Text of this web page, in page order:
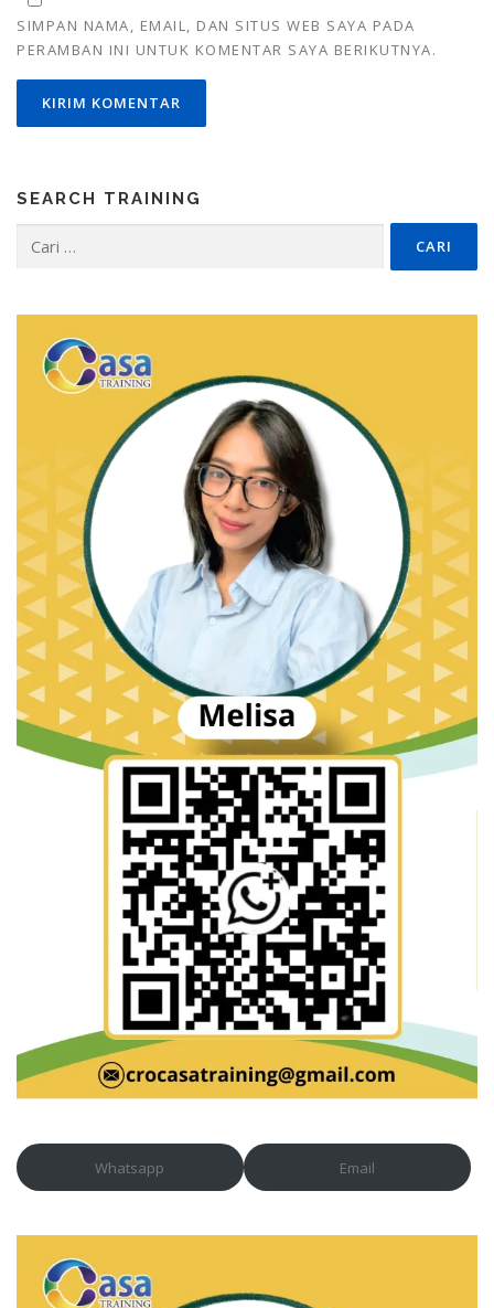
SIMPAN NAMA, EMAIL, DAN SITUS WEB SAYA PADA
PERAMBAN INI UNTUK KOMENTAR SAYA BERIKUTNYA.
SEARCH TRAINING
untuk:
Whatsapp Email